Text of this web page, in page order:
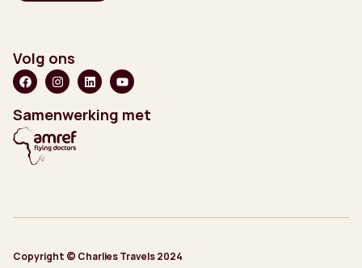
Volg ons
Samenwerking met
Copyright © Charlies Travels 2024